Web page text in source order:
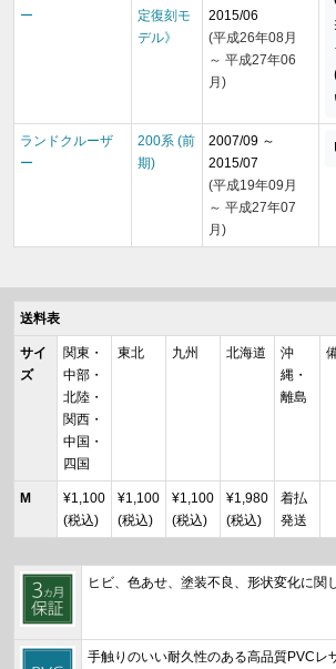
ー
定復刻モ
デル》
2015/06
(平成26年08月
～ 平成27年06
月)
ランドクルーザ
ー
200系 (前
期)
2007/09 ～
2015/07
(平成19年09月
～ 平成27年07
月)
送料表
サイ
ズ
関東・
中部・
北陸・
関西・
中国・
四国
東北 九州 北海道
沖
縄・
離島
M
¥1,100
(税込)
¥1,100
(税込)
¥1,100
(税込)
¥1,980
(税込)
着払
発送
ヒビ、色あせ、塗装不良、形状変化に関
手触りのいい耐久性のある高品質PVCレ